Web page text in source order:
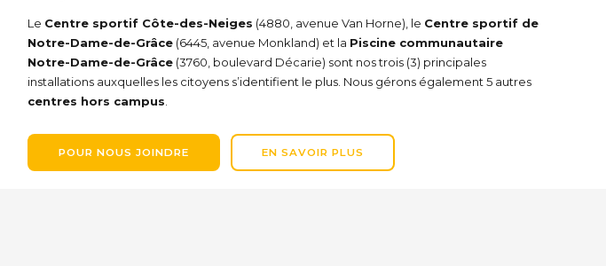
Le Centre sportif Côte-des-Neiges (4880, avenue Van Horne), le Centre sportif de
Notre-Dame-de-Grâce (6445, avenue Monkland) et la Piscine communautaire
Notre-Dame-de-Grâce (3760, boulevard Décarie) sont nos trois (3) principales
installations auxquelles les citoyens s’identifient le plus. Nous gérons également 5 autres
centres hors campus
POUR NOUS JOINDRE EN SAVOIR PLUS